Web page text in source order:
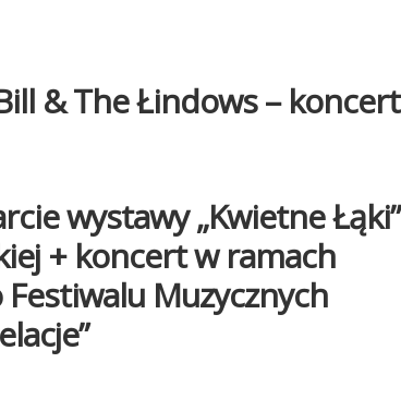
& The Łindows – koncert
wystawy „Kwietne Łąki”
+ koncert w ramach
Muzycznych